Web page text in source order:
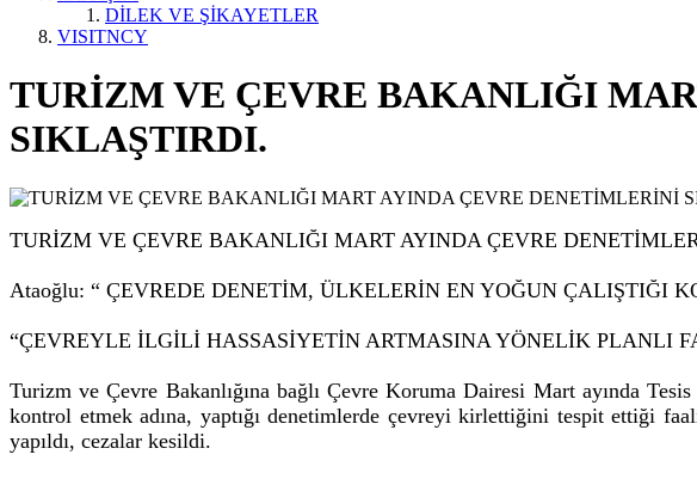
DİLEK VE ŞİKAYETLER
VISITNCY
TURİZM VE ÇEVRE BAKANLIĞI
SIKLAŞTIRDI.
TURİZM VE ÇEVRE BAKANLIĞI MART AYINDA ÇEVRE
Ataoğlu: “ ÇEVREDE DENETİM, ÜLKELERİN EN YOĞUN ÇALIŞTIĞI
“ÇEVREYLE İLGİLİ HASSASİYETİN ARTMASINA YÖNELİK PLANLI
Turizm ve Çevre Bakanlığına bağlı Çevre Koruma Dairesi Mart ayında
kontrol etmek adına, yaptığı denetimlerde çevreyi kirlettiğini tespit ettiği
yapıldı, cezalar kesildi.